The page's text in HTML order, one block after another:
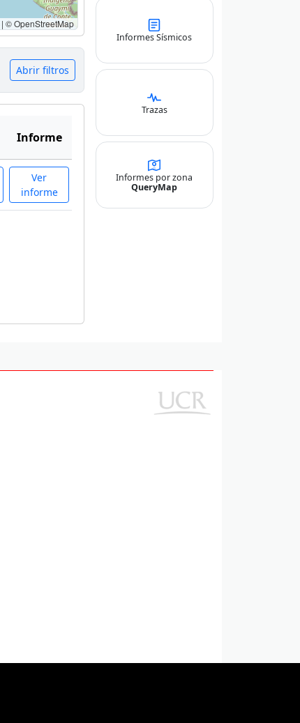
| © OpenStreetMap
Abrir filtros
Informe
Ver
informe
Informes Sísmicos
Trazas
Informes por zona
QueryMap